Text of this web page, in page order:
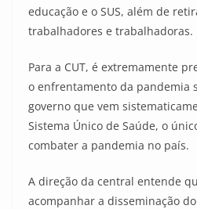
educação e o SUS, além de
trabalhadores e trabalhadoras.
Para a CUT, é extremamente
o enfrentamento da pandemia
governo que vem
Sistema Único de Saúde, o
combater a pandemia no país.
A direção da central entende
acompanhar a disseminação